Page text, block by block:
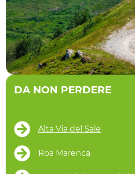
DA NON PERDERE
Alta Via del Sale
Roa Marenca